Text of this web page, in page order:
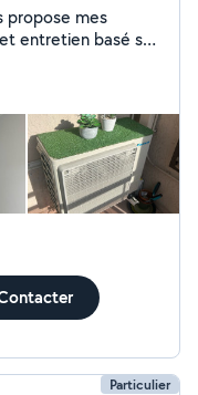
propose mes
entretien basé sur
contacter.
Particulier